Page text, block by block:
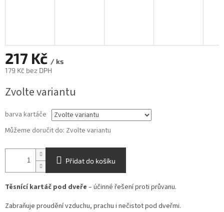
217 Kč / ks
179 Kč bez DPH
cena:
Zvolte variantu
barva kartáče
Můžeme doručit do: Zvolte variantu
Přidat do košíku
Těsnící kartáč pod dveře – účinné řešení proti průvanu.
Zabraňuje proudění vzduchu, prachu i nečistot pod dveřmi.